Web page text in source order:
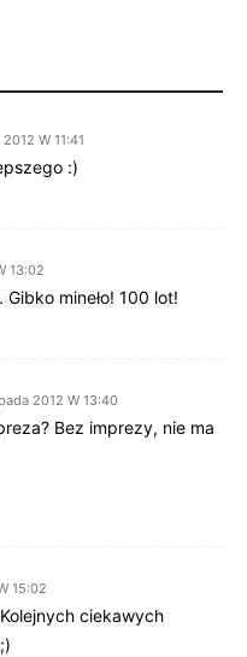
W 11:41
:)
13:02
mineło! 100 lot!
2012 W 13:40
Bez imprezy, nie ma
15:02
ciekawych